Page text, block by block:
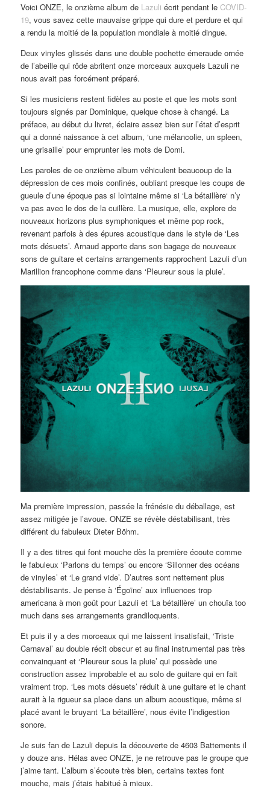
Voici ONZE, le onzième album de Lazuli écrit pendant leCOVID-
19, vous savez cette mauvaise grippe qui dure et perdure et qui
a rendu la moitié de la population mondiale à moitié dingue.
Deux vinyles glissés dans une double pochette émeraude ornée
de l’abeille qui rôde abritent onze morceaux auxquels Lazuli ne
nous avait pas forcément préparé.
Si les musiciens restent fidèles au poste et que les mots sont
toujours signés par Dominique, quelque chose à changé. La
préface, au début du livret, éclaire assez bien sur l’état d’esprit
qui a donné naissance à cet album, ‘une mélancolie, un spleen,
une grisaille’ pour emprunter les mots de Domi.
Les paroles de ce onzième album véhiculent beaucoup de la
dépression de ces mois confinés, oubliant presque les coups de
gueule d’une époque pas si lointaine même si ‘La bétaillère‘ n’y
va pas avec le dos de la cuillère. La musique, elle, explore de
nouveaux horizons plus symphoniques et même pop rock,
revenant parfois à des épures acoustique dans le style de ‘Les
mots désuets’. Arnaud apporte dans son bagage de nouveaux
sons de guitare et certains arrangements rapprochent Lazuli d’un
Marillion francophone comme dans ‘Pleureur sous la pluie’.
Ma première impression, passée la frénésie du déballage, est
assez mitigée je l’avoue. ONZE se révèle déstabilisant, très
différent du fabuleux Dieter Böhm.
Il y a des titres qui font mouche dès la première écoute comme
le fabuleux ‘Parlons du temps’ ou encore ‘Sillonner des océans
de vinyles’ et ‘Le grand vide’. D’autres sont nettement plus
déstabilisants. Je pense à ‘Égoïne’ aux influences trop
americana à mon goût pour Lazuli et ‘La bétaillère’ un chouïa too
much dans ses arrangements grandiloquents.
Et puis il y a des morceaux qui me laissent insatisfait, ‘Triste
Carnaval’ au double récit obscur et au final instrumental pas très
convainquant et ‘Pleureur sous la pluie’ qui possède une
construction assez improbable et au solo de guitare qui en fait
vraiment trop. ‘Les mots désuets’ réduit à une guitare et le chant
aurait à la rigueur sa place dans un album acoustique, même si
placé avant le bruyant ‘La bétaillère’, nous évite l’indigestion
sonore.
Je suis fan de Lazuli depuis la découverte de 4603 Battements il
y douze ans. Hélas avec ONZE, je ne retrouve pas le groupe que
j’aime tant. L’album s’écoute très bien, certains textes font
mouche, mais j’étais habitué à mieux.